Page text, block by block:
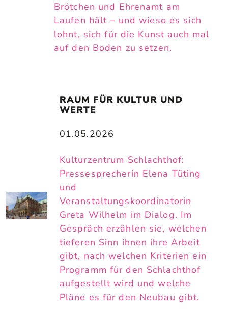
Brötchen und Ehrenamt am
Laufen hält – und wieso es sich
lohnt, sich für die Kunst auch mal
auf den Boden zu setzen.
RAUM FÜR KULTUR UND
WERTE
01.05.2026
Kulturzentrum Schlachthof:
Pressesprecherin Elena Tüting
und
Veranstaltungskoordinatorin
Greta Wilhelm im Dialog. Im
Gespräch erzählen sie, welchen
tieferen Sinn ihnen ihre Arbeit
gibt, nach welchen Kriterien ein
Programm für den Schlachthof
aufgestellt wird und welche
Pläne es für den Neubau gibt.